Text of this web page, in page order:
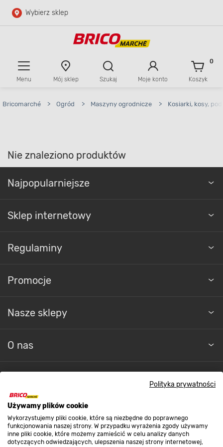
Polityka prywatności
Używamy plików cookie
Wykorzystujemy pliki cookie, które są niezbędne do poprawnego
funkcjonowania naszej strony. W przypadku wyrażenia zgody używamy
inne pliki cookie, które możemy zamieścić w celu analizy danych
dotyczących odwiedzających, ulepszenia naszej strony internetowej,
Przejdź do głównej zawartości
Wybierz sklep
Menu Mój sklep Szukaj Moje konto Koszyk
0
Bricomarché > Ogród > Maszyny ogrodnicze > Kosiarki, kosy,
Nie znaleziono produktów
Najpopularniejsze
Sklep internetowy
Regulaminy
Promocje
Nasze sklepy
O nas
Strefa biznesu